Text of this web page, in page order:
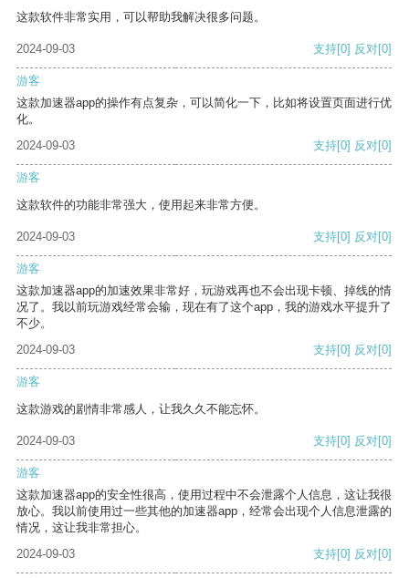
这款软件非常实用，可以帮助我解决很多问题。
2024-09-03 支持[0] 反对[0]
游客
这款加速器app的操作有点复杂，可以简化一下，比如将设置页面进行优
化。
2024-09-03
支持[0] 反对[0]
游客
这款软件的功能非常强大，使用起来非常方便。
2024-09-03 支持[0] 反对[0]
游客
这款加速器app的加速效果非常好，玩游戏再也不会出现卡顿、掉线的情
况了。我以前玩游戏经常会输，现在有了这个app，我的游戏水平提升了
不少。
2024-09-03
支持[0] 反对[0]
游客
这款游戏的剧情非常感人，让我久久不能忘怀。
2024-09-03 支持[0] 反对[0]
游客
这款加速器app的安全性很高，使用过程中不会泄露个人信息，这让我很
放心。我以前使用过一些其他的加速器app，经常会出现个人信息泄露的
情况，这让我非常担心。
2024-09-03
支持[0] 反对[0]